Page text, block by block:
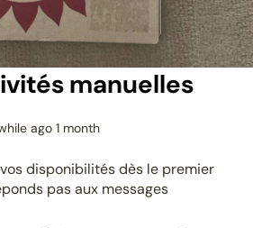
manuelles
ago 1 month
disponibilités dès le premier
pas aux messages